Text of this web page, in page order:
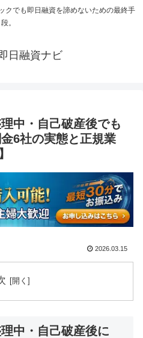
クでも即日融資を諦めないための最終手
段。
日融資ナビ
中・自己破産後でも
6社の実態と正規業
2026.03.15
中・自己破産後に